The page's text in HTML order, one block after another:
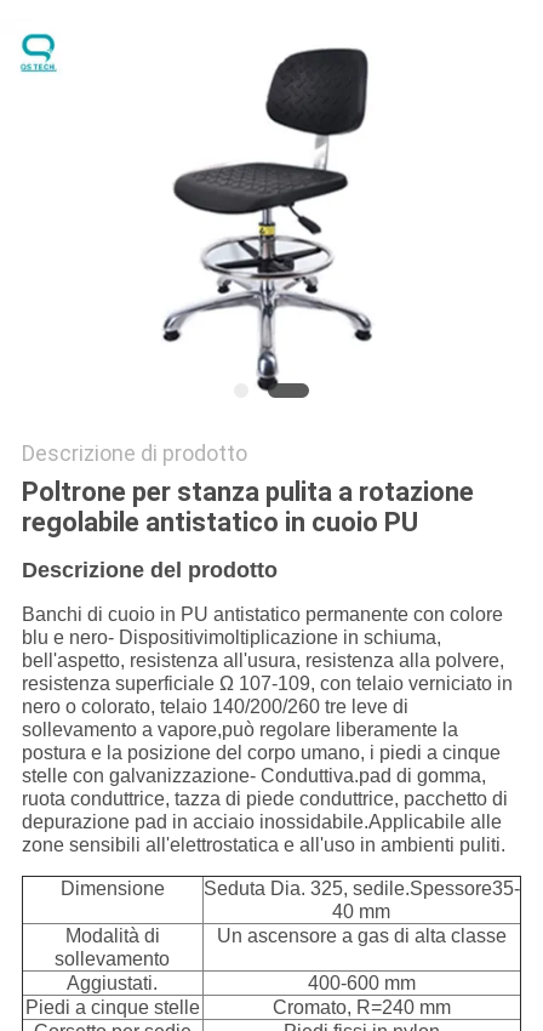
PRIVACY
Descrizione di prodotto
Poltrone per stanza pulita a rotazione
regolabile antistatico in cuoio PU
Descrizione del prodotto
Banchi di cuoio in PU antistatico permanente con colore
blu e nero- Dispositivimoltiplicazione in schiuma,
bell'aspetto, resistenza all'usura, resistenza alla polvere,
resistenza superficiale Ω 107-109, con telaio verniciato in
nero o colorato, telaio 140/200/260 tre leve di
sollevamento a vapore,può regolare liberamente la
postura e la posizione del corpo umano, i piedi a cinque
stelle con galvanizzazione- Conduttiva.pad di gomma,
ruota conduttrice, tazza di piede conduttrice, pacchetto di
depurazione pad in acciaio inossidabile.Applicabile alle
zone sensibili all'elettrostatica e all'uso in ambienti puliti.
Dimensione Seduta Dia. 325, sedile.Spessore35-
40 mm
Modalità di
sollevamento
Un ascensore a gas di alta classe
Aggiustati.
400-600 mm
Piedi a cinque stelle
Cromato, R=240 mm